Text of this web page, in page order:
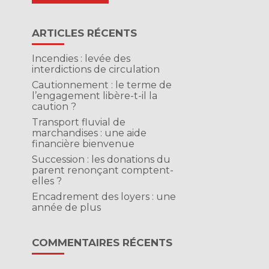
ARTICLES RÉCENTS
Incendies : levée des
interdictions de circulation
Cautionnement : le terme de
l’engagement libère-t-il la
caution ?
Transport fluvial de
marchandises : une aide
financière bienvenue
Succession : les donations du
parent renonçant comptent-
elles ?
Encadrement des loyers : une
année de plus
COMMENTAIRES RÉCENTS